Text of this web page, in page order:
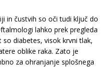
in čustvih so oči tudi ključ do
lahko prek pregleda
diabetes, visok krvni tlak,
oblike raka. Zato je
za ohranjanje splošnega